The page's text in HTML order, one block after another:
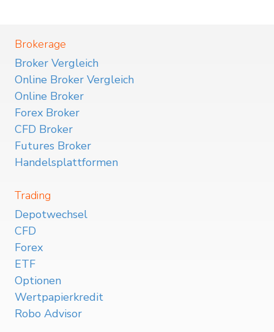
Brokerage
Broker Vergleich
Online Broker Vergleich
Online Broker
Forex Broker
CFD Broker
Futures Broker
Handelsplattformen
Trading
Depotwechsel
CFD
Forex
ETF
Optionen
Wertpapierkredit
Robo Advisor